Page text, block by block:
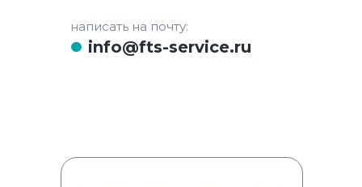
info@fts-service.ru
написать на почту: